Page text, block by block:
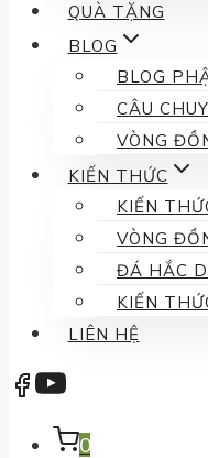
QUÀ TẶNG
BLOG
BLOG
CÂU
VÒNG
KIẾN THỨC
KIẾN
VÒNG
ĐÁ HẮC
KIẾN
LIÊN HỆ
0